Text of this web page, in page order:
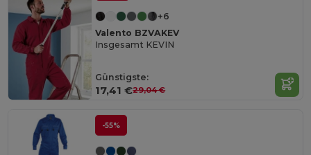
+6
Valento BZVAKEV
Insgesamt KEVIN
Günstigste:
17,41 €29,04 €
-55%